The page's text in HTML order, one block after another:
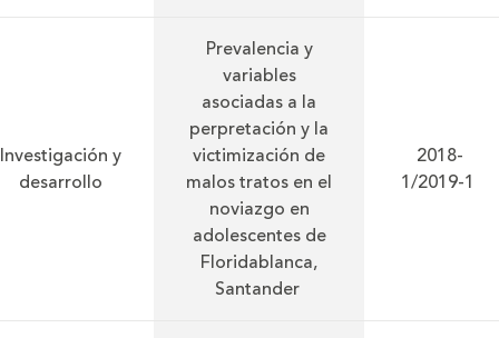
Investigación y
desarrollo
Prevalencia y
variables
asociadas a la
perpretación y la
victimización de
malos tratos en el
noviazgo en
adolescentes de
Floridablanca,
Santander
2018-
1/2019-1